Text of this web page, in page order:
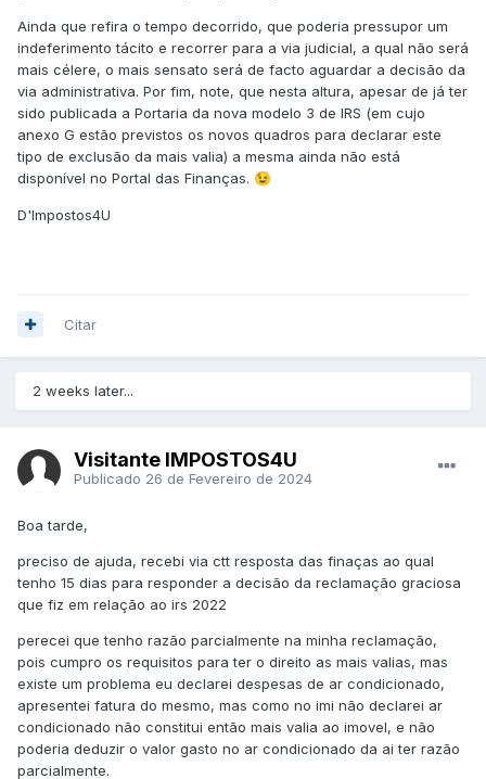
Ainda que refira o tempo decorrido, que poderia pressupor um
indeferimento tácito e recorrer para a via judicial, a qual não será
mais célere, o mais sensato será de facto aguardar a decisão da
via administrativa. Por fim, note, que nesta altura, apesar de já ter
sido publicada a Portaria da nova modelo 3 de IRS (em cujo
anexo G estão previstos os novos quadros para declarar este
tipo de exclusão da mais valia) a mesma ainda não está
disponível no Portal das Finanças. 😉
D'Impostos4U
Citar
2 weeks later...
Visitante IMPOSTOS4U
Publicado 26 de Fevereiro de 2024
Boa tarde,
preciso de ajuda, recebi via ctt resposta das finaças ao qual
tenho 15 dias para responder a decisão da reclamação graciosa
que fiz em relação ao irs 2022
perecei que tenho razão parcialmente na minha reclamação,
pois cumpro os requisitos para ter o direito as mais valias, mas
existe um problema eu declarei despesas de ar condicionado,
apresentei fatura do mesmo, mas como no imi não declarei ar
condicionado não constitui então mais valia ao imovel, e não
poderia deduzir o valor gasto no ar condicionado da ai ter razão
parcialmente.